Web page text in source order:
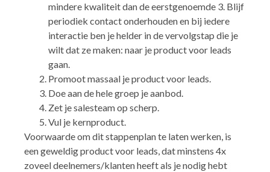
mindere kwaliteit dan de eerstgenoemde 3. Blijf
periodiek contact onderhouden en bij iedere
interactie ben je helder in de vervolgstap die je
wilt dat ze maken: naar je product voor leads
gaan.
Promoot massaal je product voor leads.
Doe aan de hele groep je aanbod.
Zet je salesteam op scherp.
Vul je kernproduct.
Voorwaarde om dit stappenplan te laten werken, is
een geweldig product voor leads, dat minstens 4x
zoveel deelnemers/klanten heeft als je nodig hebt